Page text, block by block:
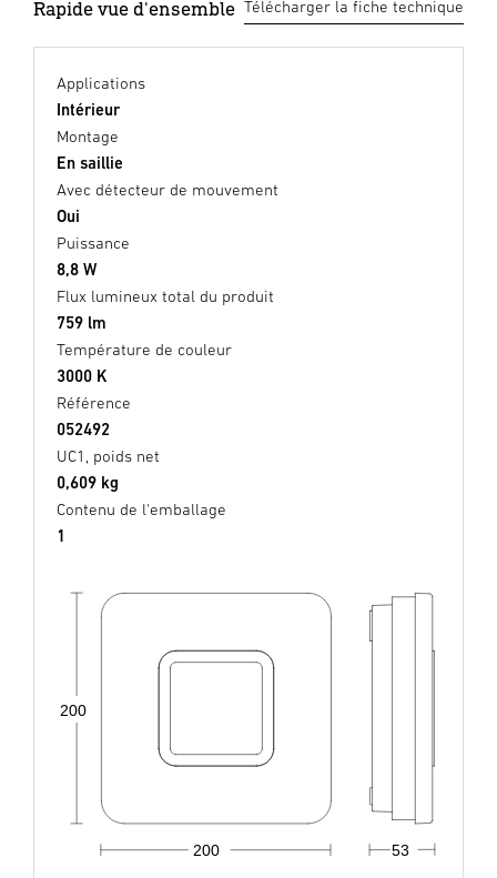
Rapide vue d'ensemble Télécharger la fiche technique
Applications
Intérieur
Montage
En saillie
Avec détecteur de mouvement
Oui
Puissance
8,8 W
Flux lumineux total du produit
759 lm
Température de couleur
3000 K
Référence
052492
UC1, poids net
0,609 kg
Contenu de l'emballage
1
200 53
200